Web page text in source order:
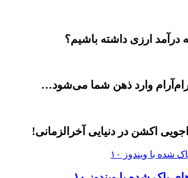
درآمد ارزی داشته باشیم؟
شده با ویندوز ۱۰